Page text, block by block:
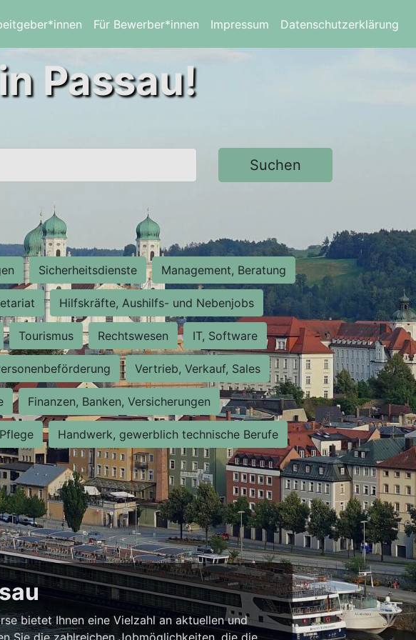
Für Bewerber*innen Impressum Datenschutzerklärung
Passau!
Suchen
Sicherheitsdienste Management, Beratung
Hilfskräfte, Aushilfs- und Nebenjobs
Tourismus Rechtswesen IT, Software
Vertrieb, Verkauf, Sales
Finanzen, Banken, Versicherungen
Handwerk, gewerblich technische Berufe
bietet Ihnen eine Vielzahl an aktuellen und